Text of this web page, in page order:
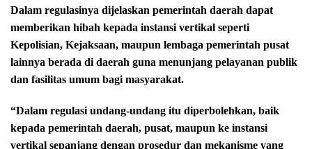
Dalam regulasinya dijelaskan pemerintah daerah dapat
memberikan hibah kepada instansi vertikal seperti
Kepolisian, Kejaksaan, maupun lembaga pemerintah pusat
lainnya berada di daerah guna menunjang pelayanan publik
dan fasilitas umum bagi masyarakat.
“Dalam regulasi undang-undang itu diperbolehkan, baik
kepada pemerintah daerah, pusat, maupun ke instansi
vertikal sepanjang dengan prosedur dan mekanisme yang